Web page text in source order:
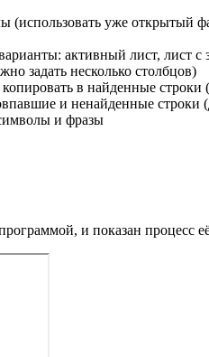
(использовать уже открытый
активный лист, лист
задать несколько столбцов)
в найденные
и ненайденные строки
и фразы
и показан процесс